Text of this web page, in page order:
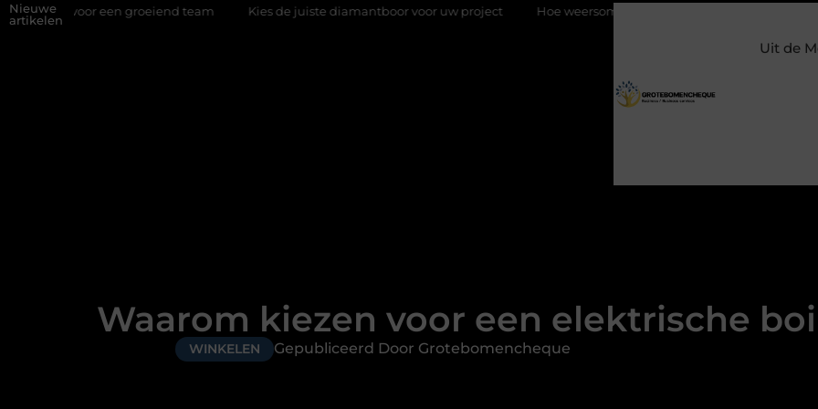
Nieuwe
artikelen
team Kies de juiste diamantboor voor uw project Hoe weersomstandigheden de internationale uienhandel op een
Uit de
Waarom kiezen voor een elektrische
WINKELEN Gepubliceerd Door Grotebomencheque